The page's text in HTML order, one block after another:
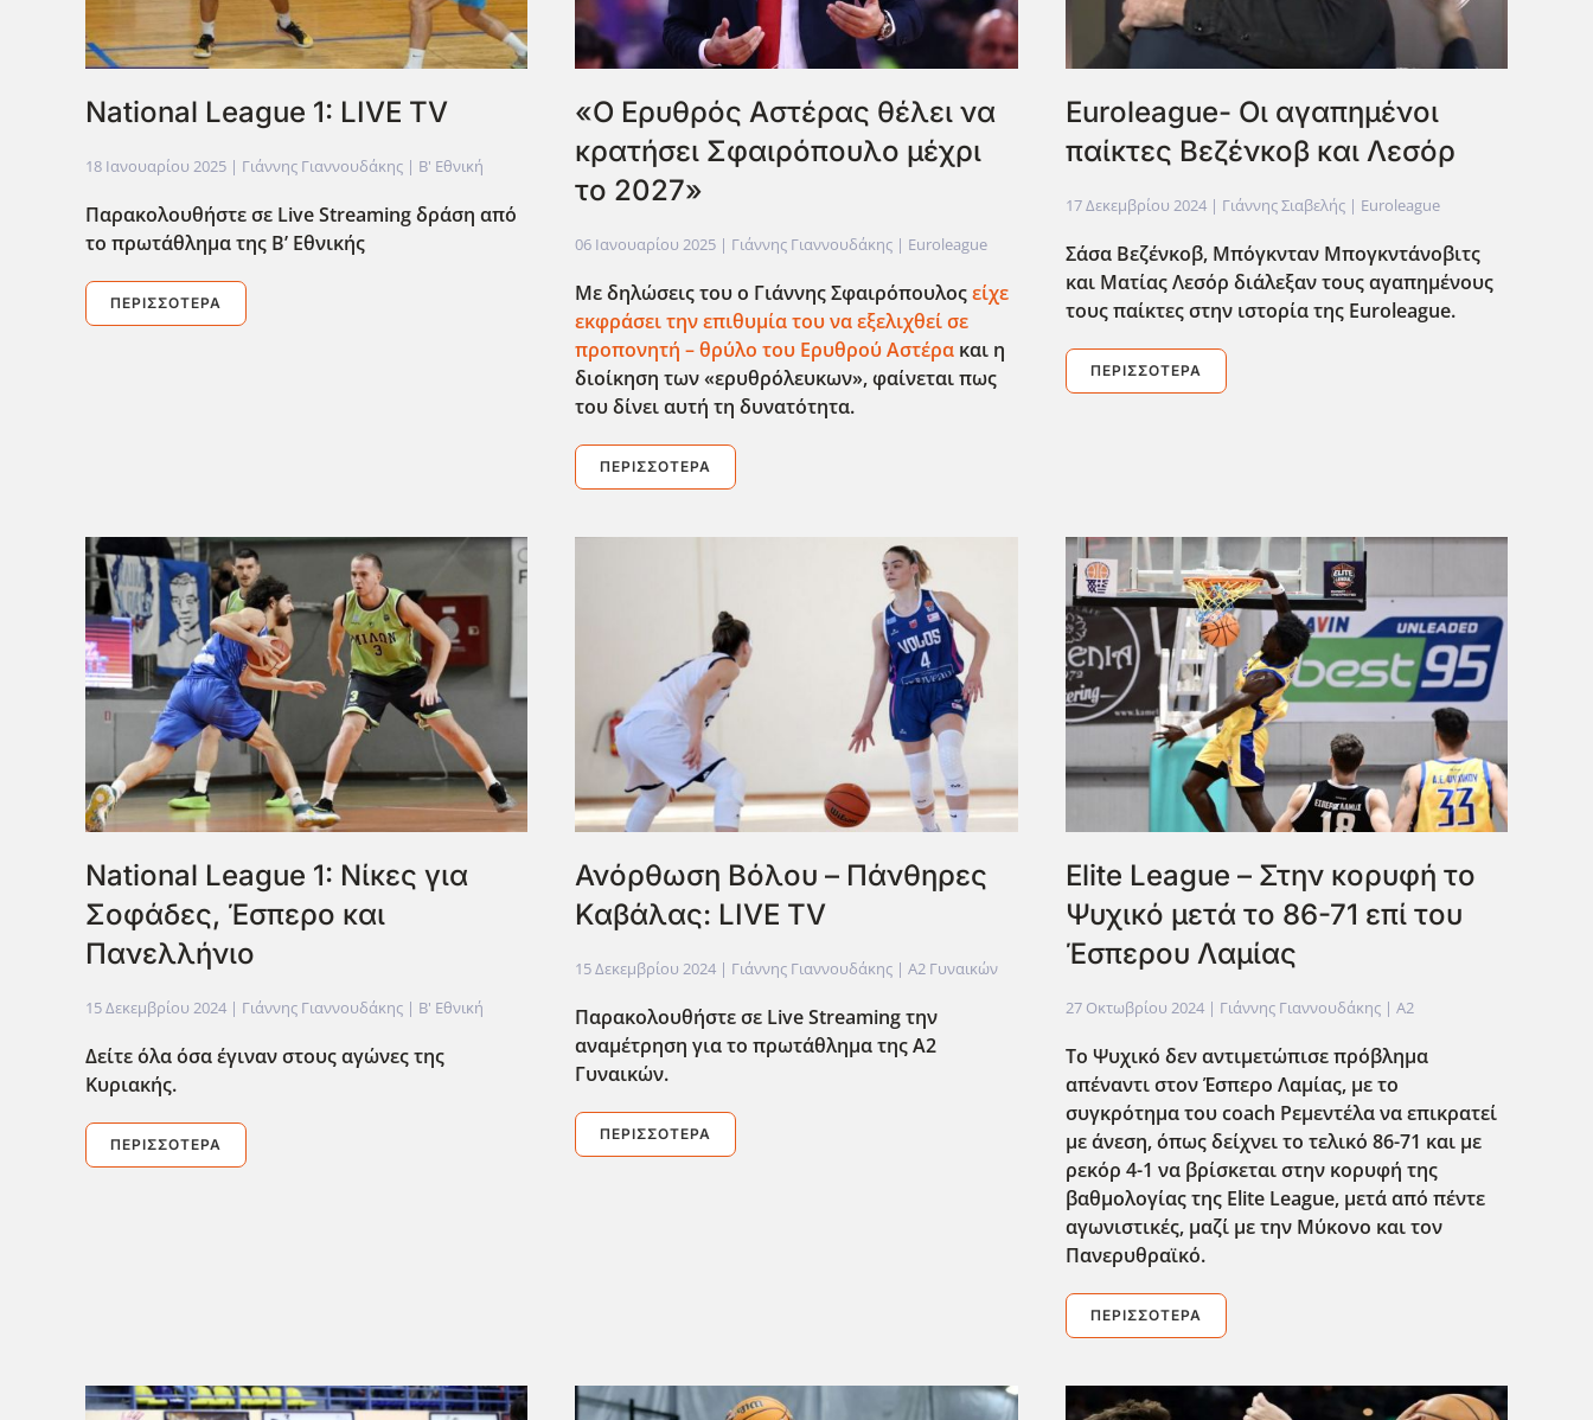
National League 1: LIVE TV
18 Ιανουαρίου 2025 | Γιάννης Γιαννουδάκης | Β' Εθνική
Παρακολουθήστε σε LiveStreamingδράση από
το πρωτάθλημα της Β’ Εθνικής
ΠΕΡΙΣΣΌΤΕΡΑ
«Ο Ερυθρός Αστέρας θέλει να
κρατήσει Σφαιρόπουλο μέχρι
το 2027»
06 Ιανουαρίου 2025 | Γιάννης Γιαννουδάκης | Euroleague
Με δηλώσεις του ο Γιάννης Σφαιρόπουλοςείχε
εκφράσει την επιθυμία του να εξελιχθεί σε
προπονητή – θρύλο του Ερυθρού Αστέρα και η
διοίκηση των «ερυθρόλευκων», φαίνεται πως
του δίνει αυτή τη δυνατότητα.
ΠΕΡΙΣΣΌΤΕΡΑ
Euroleague- Οι αγαπημένοι
παίκτες Βεζένκοβ και Λεσόρ
17 Δεκεμβρίου 2024| Γιάννης Σιαβελής | Euroleague
Σάσα Βεζένκοβ, Μπόγκνταν Μπογκντάνοβιτς
και Ματίας Λεσόρ διάλεξαν τους αγαπημένους
τους παίκτες στην ιστορία της Euroleague.
ΠΕΡΙΣΣΌΤΕΡΑ
National League 1: Νίκες για
Σοφάδες, Έσπερο και
Πανελλήνιο
15 Δεκεμβρίου 2024 | Γιάννης Γιαννουδάκης | Β' Εθνική
Δείτε όλα όσα έγιναν στους αγώνες της
Κυριακής.
ΠΕΡΙΣΣΌΤΕΡΑ
Ανόρθωση Βόλου – Πάνθηρες
Καβάλας: LIVE TV
15 Δεκεμβρίου 2024 | Γιάννης Γιαννουδάκης |Α2 Γυναικών
Παρακολουθήστε σε LiveStreamingτην
αναμέτρηση για το πρωτάθλημα της Α2
Γυναικών.
ΠΕΡΙΣΣΌΤΕΡΑ
Elite League – Στην κορυφή το
Ψυχικό μετά το 86-71 επί του
Έσπερου Λαμίας
27 Οκτωβρίου 2024| Γιάννης Γιαννουδάκης | A2
Το Ψυχικό δεν αντιμετώπισε πρόβλημα
απέναντι στον Έσπερο Λαμίας, με το
συγκρότημα του coach Ρεμεντέλα να επικρατεί
με άνεση, όπως δείχνει το τελικό 86-71 και με
ρεκόρ 4-1 να βρίσκεται στην κορυφή της
βαθμολογίας της EliteLeague, μετά από πέντε
αγωνιστικές, μαζί με την Μύκονο και τον
Πανερυθραϊκό.
ΠΕΡΙΣΣΌΤΕΡΑ